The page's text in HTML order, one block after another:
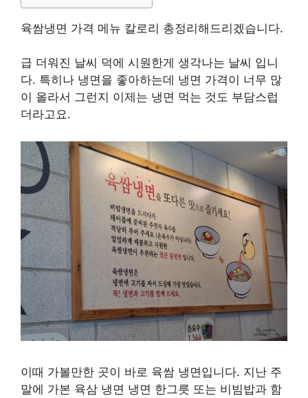
육쌈냉면 가격 메뉴 칼로리 총정리해드리겠습니다.
급 더워진 날씨 덕에 시원한게 생각나는 날씨 입니
다. 특히나 냉면을 좋아하는데 냉면 가격이 너무 많
이 올라서 그런지 이제는 냉면 먹는 것도 부담스럽
더라고요.
이때 가볼만한 곳이 바로 육쌈 냉면입니다. 지난 주
말에 가본 육삼 냉면 냉면 한그릇 또는 비빔밥과 함